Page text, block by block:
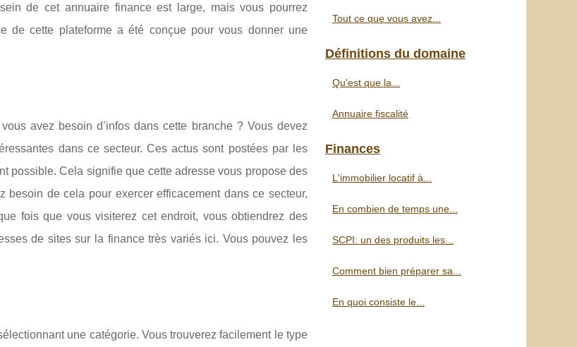
de cet annuaire finance est large, mais vous pourrez
de cette plateforme a été conçue pour vous donner une
avez besoin d’infos dans cette branche ? Vous devez
dans ce secteur. Ces actus sont postées par les
possible. Cela signifie que cette adresse vous propose des
de cela pour exercer efficacement dans ce secteur,
fois que vous visiterez cet endroit, vous obtiendrez des
de sites sur la finance très variés ici. Vous pouvez les
une catégorie. Vous trouverez facilement le type
Tout ce que vous avez...
Définitions du domaine
Qu'est que la...
Annuaire fiscalité
Finances
L'immobilier locatif à...
En combien de temps une...
SCPI: un des produits les...
Comment bien préparer sa...
En quoi consiste le...